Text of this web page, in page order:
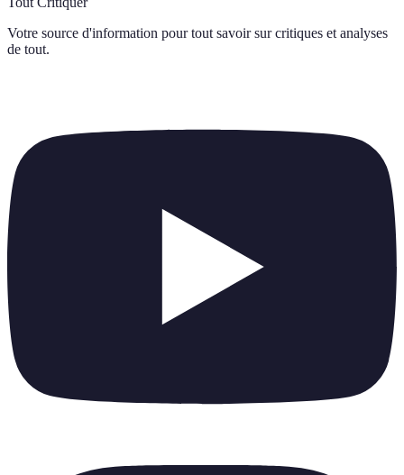
Votre source d'information pour tout savoir sur critiques et analyses
de tout.